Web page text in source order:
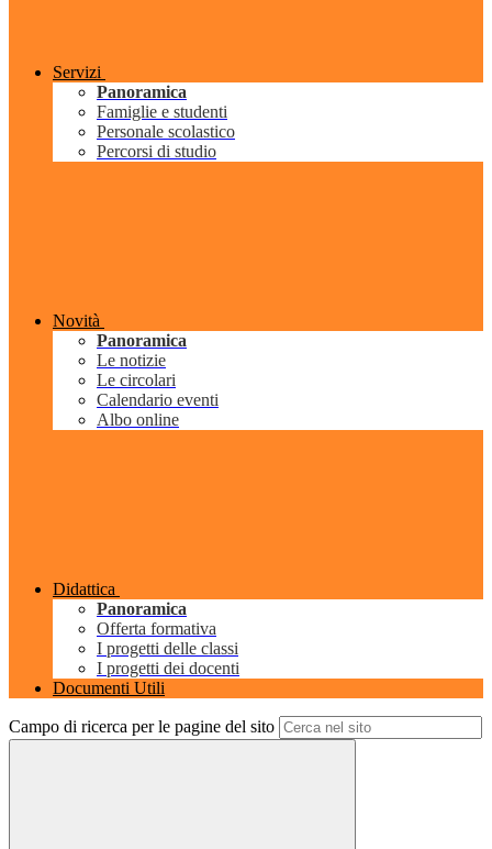
Servizi
Panoramica
Famiglie e studenti
Personale scolastico
Percorsi di studio
Novità
Panoramica
Le notizie
Le circolari
Calendario eventi
Albo online
Didattica
Panoramica
Offerta formativa
I progetti delle classi
I progetti dei docenti
Documenti Utili
Campo di ricerca per le pagine del sito